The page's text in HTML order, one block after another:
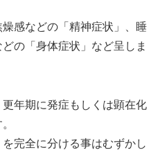
感などの「精神症状」、睡
の「身体症状」など呈しま
年期に発症もしくは顕在化
完全に分ける事はむずかし